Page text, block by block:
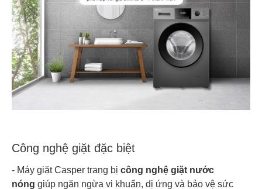
Công nghệ giặt đặc biệt
- Máy giặt Casper trang bị công nghệ giặt nước
nóng giúp ngăn ngừa vi khuẩn, dị ứng và bảo vệ sức